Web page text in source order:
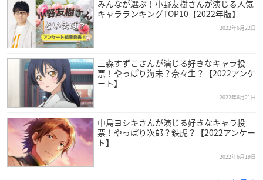
みんなが選ぶ！小野友樹さんが演じる人気
キャラランキングTOP10【2022年版】
2022年6月22日
三森すずこさんが演じる好きなキャラ投
票！やっぱり海未？奈々生？【2022アンケ
ート】
2022年6月21日
中島ヨシキさんが演じる好きなキャラ投
票！やっぱり次郎？鉄虎？【2022アンケー
ト】
2022年6月19日